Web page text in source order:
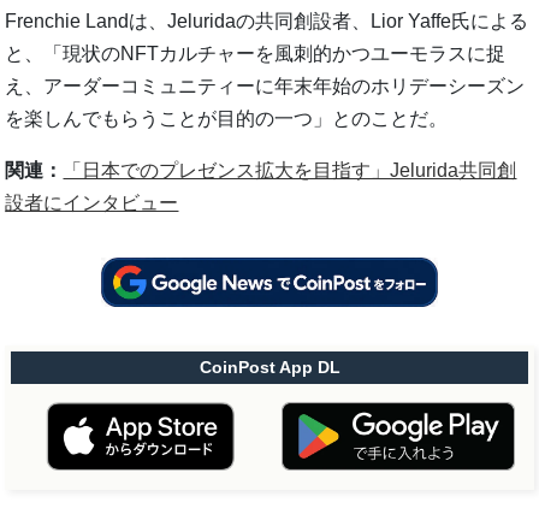
Frenchie Landは、Jeluridaの共同創設者、Lior Yaffe氏による
と、「現状のNFTカルチャーを風刺的かつユーモラスに捉
え、アーダーコミュニティーに年末年始のホリデーシーズン
を楽しんでもらうことが目的の一つ」とのことだ。
関連：
「日本でのプレゼンス拡大を目指す」Jelurida共同創
設者にインタビュー
CoinPost App DL